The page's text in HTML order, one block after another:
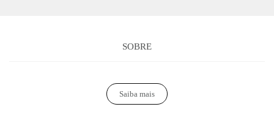
SOBRE
Saiba mais